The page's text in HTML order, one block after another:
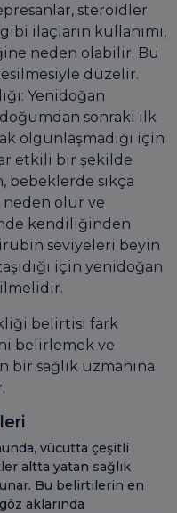
steroidler
ilaçların kullanımı,
neden olabilir. Bu
düzelir.
Yenidoğan
sonraki ilk
olgunlaşmadığı için
etkili bir şekilde
bebeklerde sıkça
neden olur ve
kendiliğinden
seviyeleri beyin
için yenidoğan
belirtisi fark
belirlemek ve
sağlık uzmanına
vücutta çeşitli
altta yatan sağlık
Bu belirtilerin en
aklarında